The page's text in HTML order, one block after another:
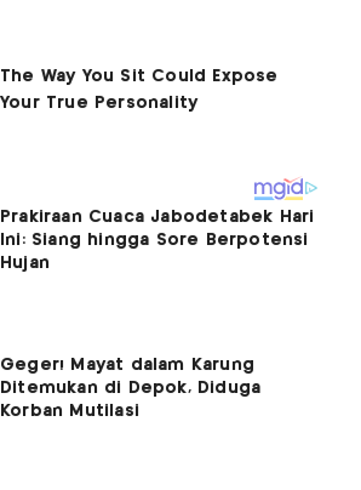
Prakiraan Cuaca Jabodetabek Hari
Ini: Siang hingga Sore Berpotensi
Hujan
Geger! Mayat dalam Karung
Ditemukan di Depok, Diduga
Korban Mutilasi